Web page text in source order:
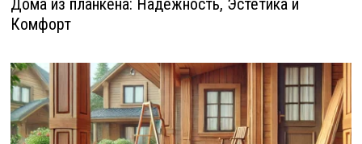
Дома из планкена: Надежность, Эстетика и
Комфорт